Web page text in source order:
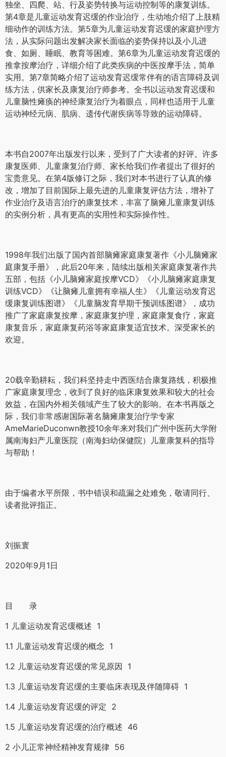
独坐、四爬、站、行及姿势转换与运动控制等的康复训练。
第4章是儿童运动发育迟缓的作业治疗，生动地介绍了上肢精
细动作的训练方法。第5章为儿童运动发育迟缓的家庭护理方
法，从实际问题出发解决家长面临的姿势保持以及小儿进
食、如厕、睡眠、教育等困难。第6章为儿童运动发育迟缓的
推拿按摩治疗，详细介绍了此类疾病的中医按摩手法，简单
实用。第7章简略介绍了运动发育迟缓常伴有的语言障碍及训
练方法，供家长及康复治疗师参考。全书以运动发育迟缓和
儿童脑性瘫痪的神经康复治疗为着眼点，同样也适用于儿童
运动神经元病、肌病、遗传代谢疾病等导致的运动障碍。
本书自2007年出版发行以来，受到了广大读者的好评。许多
康复医师、儿童康复治疗师、家长给我们作者提出了很好的
宝贵意见。在第4版修订之际，我们对本书进行了认真的修
改，增加了目前国际上最先进的儿童康复评估方法，增补了
作业治疗及语言治疗的康复技术，丰富了脑瘫儿童康复训练
的实例分析，具有更高的实用性和实际操作性。
1998年我们出版了国内首部脑瘫家庭康复著作《小儿脑瘫家
庭康复手册》，此后20年来，陆续出版相关家庭康复著作共
五部，包括《小儿脑瘫家庭按摩VCD》《小儿脑瘫家庭康复
训练VCD》《让脑瘫儿童拥有幸福人生》《儿童运动发育迟
缓康复训练图谱》《儿童脑发育早期干预训练图谱》，成功
推广了家庭康复按摩，家庭康复护理，家庭康复食疗，家庭
康复音乐，家庭康复药浴等家庭康复适宜技术。深受家长的
欢迎。
20载辛勤耕耘，我们科坚持走中西医结合康复路线，积极推
广家庭康复理念，收到了良好的临床康复效果和较大的社会
效益，在国内外相关领域产生了较大的影响。在本书再版之
际，我们非常感谢国际著名脑瘫康复治疗学专家
AmeMarieDuconwn教授10余年来对我们广州中医药大学附
属南海妇产儿童医院（南海妇幼保健院）儿童康复科的指导
与帮助！
由于编者水平所限，书中错误和疏漏之处难免，敬请同行、
读者批评指正。
刘振寰
2020年9月1日
目 录
1 儿童运动发育迟缓概述 1
1.1 儿童运动发育迟缓的概念 1
1.2 儿童运动发育迟缓的常见原因 1
1.3 儿童运动发育迟缓的主要临床表现及伴随障碍 1
1.4 儿童运动发育迟缓的评定 2
1.5 儿童运动发育迟缓的治疗概述 46
2 小儿正常神经精神发育规律 56